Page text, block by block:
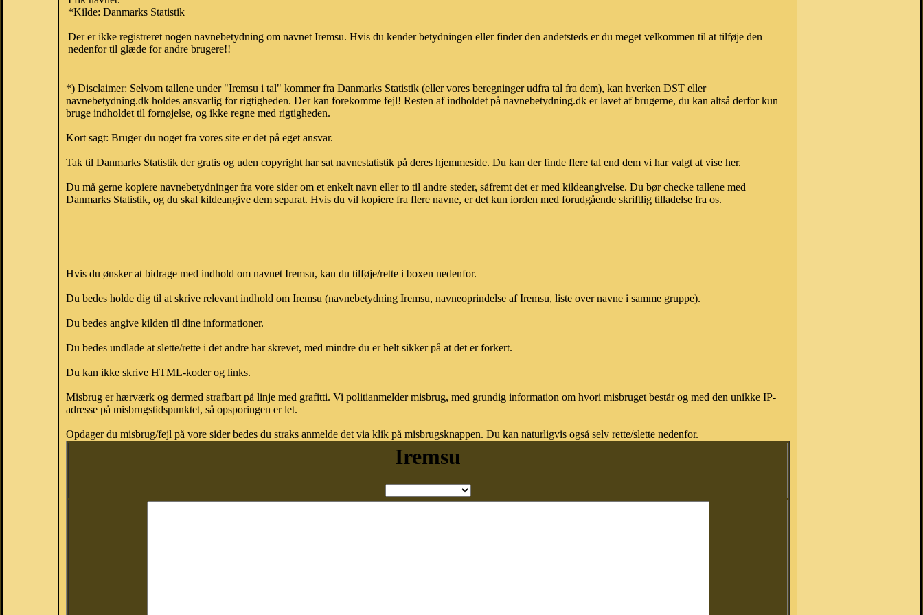
*Kilde: Danmarks Statistik
Der er ikke registreret nogen navnebetydning om navnet Iremsu. Hvis du kender betydningen eller finder den andetsteds er du meget velkommen til at tilføje den
nedenfor til glæde for andre brugere!!
*) Disclaimer: Selvom tallene under "Iremsu i tal" kommer fra Danmarks Statistik (eller vores beregninger udfra tal fra dem), kan hverken DST eller
navnebetydning.dk holdes ansvarlig for rigtigheden. Der kan forekomme fejl! Resten af indholdet på navnebetydning.dk er lavet af brugerne, du kan altså derfor kun
bruge indholdet til fornøjelse, og ikke regne med rigtigheden.
Kort sagt: Bruger du noget fra vores site er det på eget ansvar.
Tak til Danmarks Statistik der gratis og uden copyright har sat navnestatistik på deres hjemmeside. Du kan der finde flere tal end dem vi har valgt at vise her.
Du må gerne kopiere navnebetydninger fra vore sider om et enkelt navn eller to til andre steder, såfremt det er med kildeangivelse. Du bør checke tallene med
Danmarks Statistik, og du skal kildeangive dem separat. Hvis du vil kopiere fra flere navne, er det kun iorden med forudgående skriftlig tilladelse fra os.
Hvis du ønsker at bidrage med indhold om navnet Iremsu, kan du tilføje/rette i boxen nedenfor.
Du bedes holde dig til at skrive relevant indhold om Iremsu (navnebetydning Iremsu, navneoprindelse af Iremsu, liste over navne i samme gruppe).
Du bedes angive kilden til dine informationer.
Du bedes undlade at slette/rette i det andre har skrevet, med mindre du er helt sikker på at det er forkert.
Du kan ikke skrive HTML-koder og links.
Misbrug er hærværk og dermed strafbart på linje med grafitti. Vi politianmelder misbrug, med grundig information om hvori misbruget består og med den unikke IP-
adresse på misbrugstidspunktet, så opsporingen er let.
Opdager du misbrug/fejl på vore sider bedes du straks anmelde det via klik på misbrugsknappen. Du kan naturligvis også selv rette/slette nedenfor.
Iremsu